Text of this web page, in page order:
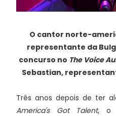
O cantor norte-
representante da
concurso no The Voice
Sebastian,
Três anos depois de ter
America's Got Talent, o